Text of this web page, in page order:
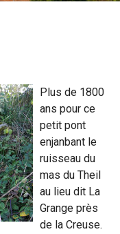
Plus de 1800
ans pour ce
petit pont
enjanbant le
ruisseau du
mas du Theil
au lieu dit La
Grange près
de la Creuse.